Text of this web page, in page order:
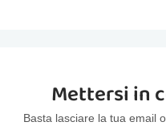
Mettersi in
Basta lasciare la tua email